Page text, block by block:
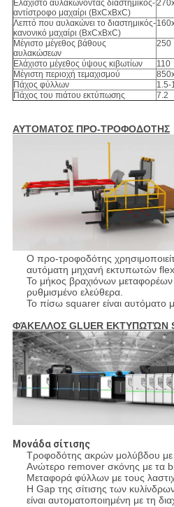
Ελάχιστο αυλακώνοντας διαστημικός-
αντίστροφο μαχαίρι (BxCxBxC)
Λεπτό που αυλακώνει το διαστημικός-
κανονικό μαχαίρι (BxCxBxC)
Μέγιστο μέγεθος βάθους
αυλακώσεων
250
Ελάχιστο μέγεθος ύψους κιβωτίων 110
Μέγιστη περιοχή τεμαχισμού
Πάχος φύλλων
1.5-
Πάχος του πιάτου εκτύπωσης
7.2
ΑΥΤΟΜΑΤΟΣ ΠΡΟ-ΤΡΟΦΟΔΟΤΗΣ
Ο προ-τροφοδότης
αυτόματη μηχανή εκτυπωτών
Το μήκος βραχιόνων μεταφορέων
ρυθμισμένο ελεύθερα.
Το πίσω squarer είναι αυτόματο
ΦΆΚΕΛΛΟΣ GLUER ΕΚΤΥΠΩΤΏΝ
Μονάδα σίτισης
Τροφοδότης ακρών μολύβδου
Ανώτερο remover σκόνης με τα
Μεταφορά φύλλων με τους
Η Gap της σίτισης των
είναι αυτοματοποιημένη με τη